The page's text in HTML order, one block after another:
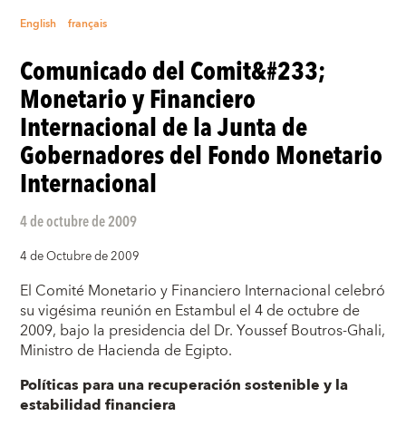
English français
Comunicado del Comit&#233;
Monetario y Financiero
Internacional de la Junta de
Gobernadores del Fondo Monetario
Internacional
4 de octubre de 2009
4 de Octubre de 2009
El Comité Monetario y Financiero Internacional celebró
su vigésima reunión en Estambul el 4 de octubre de
2009, bajo la presidencia del Dr. Youssef Boutros-Ghali,
Ministro de Hacienda de Egipto.
Políticas para una recuperación sostenible y la
estabilidad financiera